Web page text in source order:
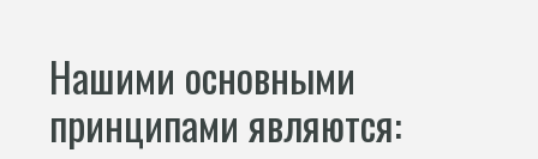
Нашими основными
принципами являются: